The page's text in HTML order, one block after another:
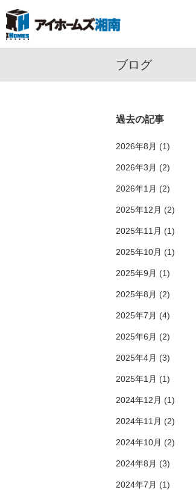
ブログ
過去の記事
2026年8月 (1)
2026年3月 (2)
2026年1月 (2)
2025年12月 (2)
2025年11月 (1)
2025年10月 (1)
2025年9月 (1)
2025年8月 (2)
2025年7月 (4)
2025年6月 (2)
2025年4月 (3)
2025年1月 (1)
2024年12月 (1)
2024年11月 (2)
2024年10月 (2)
2024年8月 (3)
2024年7月 (1)